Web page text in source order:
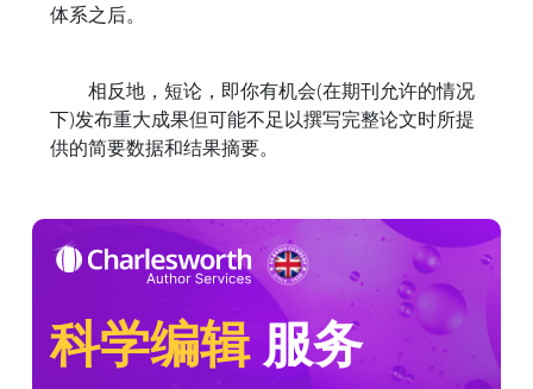
体系之后。
相反地，短论，即你有机会(在期刊允许的情况
下)发布重大成果但可能不足以撰写完整论文时所提
供的简要数据和结果摘要。
科学编辑服务